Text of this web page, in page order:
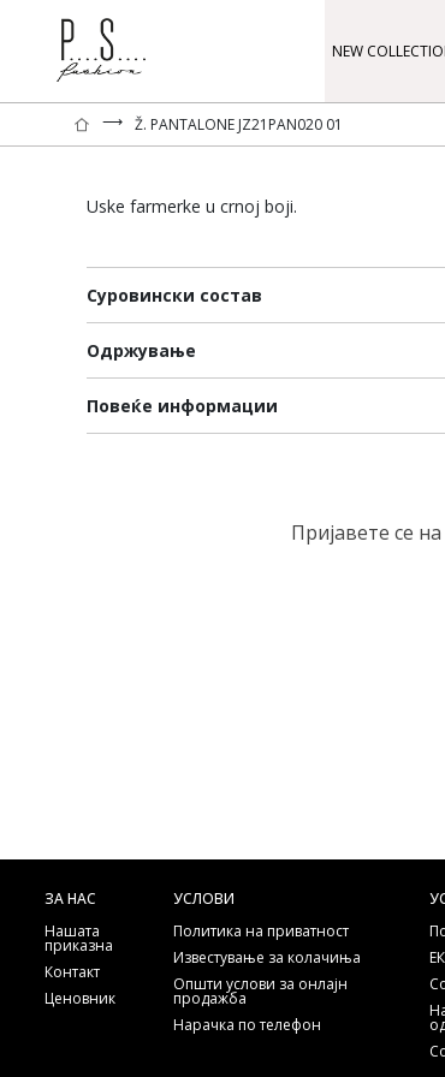
NEW
⟶ Ž. PANTALONE JZ21PAN020 01
Uske farmerke u crnoj boji.
Суровински состав
Одржување
Повеќе информации
Пријавете се
ЗА НАС
Нашата
приказна
Контакт
Ценовник
УСЛОВИ
Политика на приватност
Известување за колачиња
Општи услови за онлајн
продажба
Нарачка по телефон